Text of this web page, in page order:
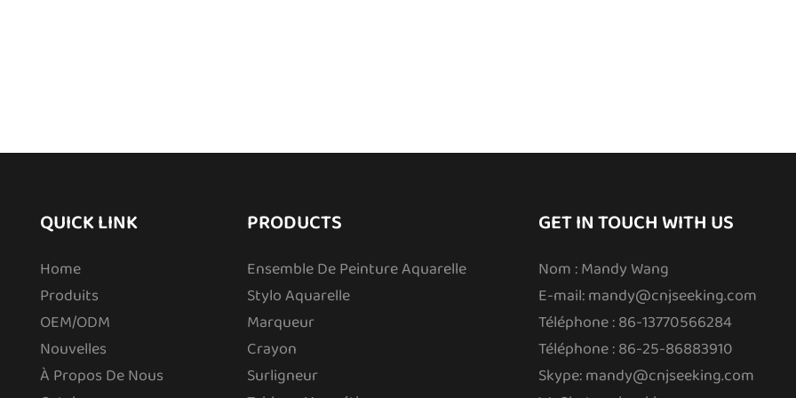
QUICK LINK
Home
Produits
OEM/ODM
Nouvelles
À Propos De Nous
PRODUCTS
Ensemble De Peinture Aquarelle
Stylo Aquarelle
Marqueur
Crayon
Surligneur
GET IN TOUCH WITH US
Nom : Mandy Wang
E-mail:mandy@cnjseeking.com
Téléphone : 86-13770566284
Téléphone : 86-25-86883910
Skype: mandy@cnjseeking.com